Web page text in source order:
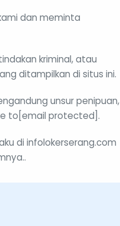
dan meminta
kriminal, atau
ditampilkan di situs ini.
unsur penipuan,
to[email protected].
di infolokerserang.com